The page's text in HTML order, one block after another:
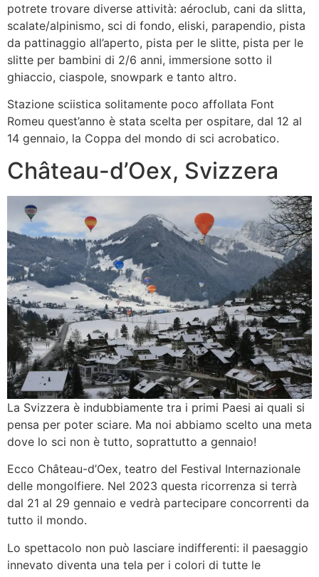
potrete trovare diverse attività: aéroclub, cani da slitta,
scalate/alpinismo, sci di fondo, eliski, parapendio, pista
da pattinaggio all’aperto, pista per le slitte, pista per le
slitte per bambini di 2/6 anni, immersione sotto il
ghiaccio, ciaspole, snowpark e tanto altro.
Stazione sciistica solitamente poco affollata Font
Romeu quest’anno è stata scelta per ospitare, dal 12 al
14 gennaio, la Coppa del mondo di sci acrobatico.
Château-d’Oex, Svizzera
La Svizzera è indubbiamente tra i primi Paesi ai quali si
pensa per poter sciare. Ma noi abbiamo scelto una meta
dove lo sci non è tutto, soprattutto a gennaio!
Ecco Château-d’Oex, teatro del Festival Internazionale
delle mongolfiere. Nel 2023 questa ricorrenza si terrà
dal 21 al 29 gennaio e vedrà partecipare concorrenti da
tutto il mondo.
Lo spettacolo non può lasciare indifferenti: il paesaggio
innevato diventa una tela per i colori di tutte le